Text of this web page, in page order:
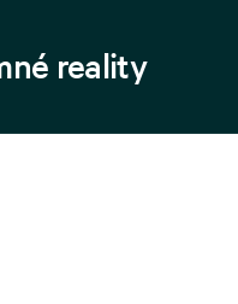
reality